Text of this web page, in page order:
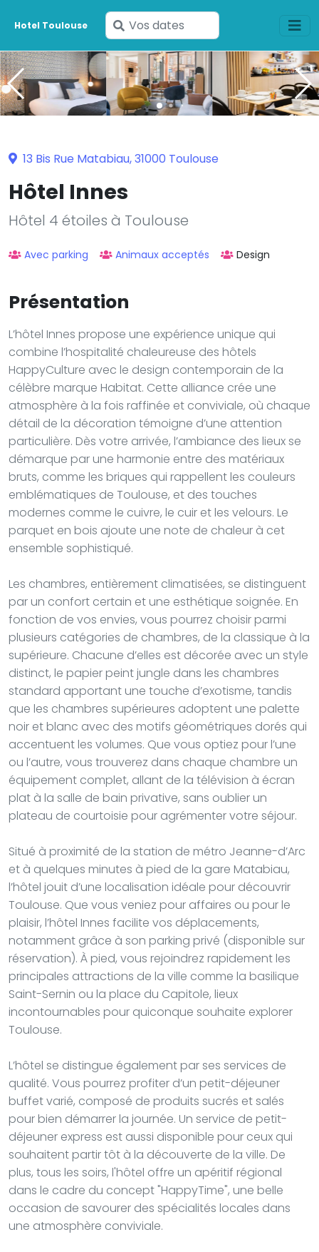
Hotel Toulouse
Saisissez
vos
dates
13 Bis Rue Matabiau, 31000 Toulouse
Hôtel Innes
Hôtel 4 étoiles à Toulouse
Avec parking Animaux acceptés Design
Présentation
L’hôtel Innes propose une expérience unique qui
combine l’hospitalité chaleureuse des hôtels
HappyCulture avec le design contemporain de la
célèbre marque Habitat. Cette alliance crée une
atmosphère à la fois raffinée et conviviale, où chaque
détail de la décoration témoigne d’une attention
particulière. Dès votre arrivée, l’ambiance des lieux se
démarque par une harmonie entre des matériaux
bruts, comme les briques qui rappellent les couleurs
emblématiques de Toulouse, et des touches
modernes comme le cuivre, le cuir et les velours. Le
parquet en bois ajoute une note de chaleur à cet
ensemble sophistiqué.
Les chambres, entièrement climatisées, se distinguent
par un confort certain et une esthétique soignée. En
fonction de vos envies, vous pourrez choisir parmi
plusieurs catégories de chambres, de la classique à la
supérieure. Chacune d’elles est décorée avec un style
distinct, le papier peint jungle dans les chambres
standard apportant une touche d’exotisme, tandis
que les chambres supérieures adoptent une palette
noir et blanc avec des motifs géométriques dorés qui
accentuent les volumes. Que vous optiez pour l’une
ou l’autre, vous trouverez dans chaque chambre un
équipement complet, allant de la télévision à écran
plat à la salle de bain privative, sans oublier un
plateau de courtoisie pour agrémenter votre séjour.
Situé à proximité de la station de métro Jeanne-d’Arc
et à quelques minutes à pied de la gare Matabiau,
l’hôtel jouit d’une localisation idéale pour découvrir
Toulouse. Que vous veniez pour affaires ou pour le
plaisir, l’hôtel Innes facilite vos déplacements,
notamment grâce à son parking privé (disponible sur
réservation). À pied, vous rejoindrez rapidement les
principales attractions de la ville comme la basilique
Saint-Sernin ou la place du Capitole, lieux
incontournables pour quiconque souhaite explorer
Toulouse.
L’hôtel se distingue également par ses services de
qualité. Vous pourrez profiter d’un petit-déjeuner
buffet varié, composé de produits sucrés et salés
pour bien démarrer la journée. Un service de petit-
déjeuner express est aussi disponible pour ceux qui
souhaitent partir tôt à la découverte de la ville. De
plus, tous les soirs, l'hôtel offre un apéritif régional
dans le cadre du concept "HappyTime", une belle
occasion de savourer des spécialités locales dans
une atmosphère conviviale.